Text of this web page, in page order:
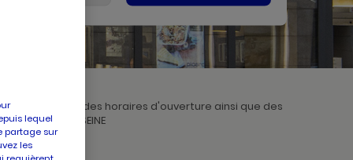
VENTE
connaissances des horaires d'ouverture ainsi que des
IVRY SUR SEINE
lequel
partage sur
les